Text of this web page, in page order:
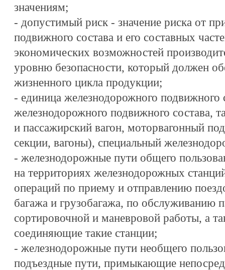
значениям;
- допустимый риск - значение риска от
подвижного состава и его составных
экономических возможностей
уровню безопасности, который должен
жизненного цикла продукции;
- единица железнодорожного подвижного
железнодорожного подвижного состава,
и пассажирский вагон, моторвагонный
секции, вагоны), специальный
- железнодорожные пути общего
на территориях железнодорожных
операций по приему и отправлению
багажа и грузобагажа, по обслуживанию
сортировочной и маневровой работы, а
соединяющие такие станции;
- железнодорожные пути необщего
подъездные пути, примыкающие